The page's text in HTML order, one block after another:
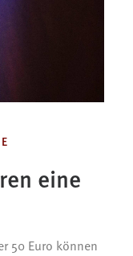
eine
50 Euro können